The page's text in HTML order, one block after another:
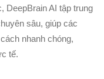
DeepBrain AI tập trung
sâu, giúp các
nhanh chóng,
tế.